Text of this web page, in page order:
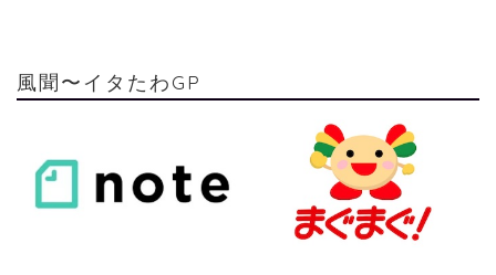
風聞〜イタたわGP